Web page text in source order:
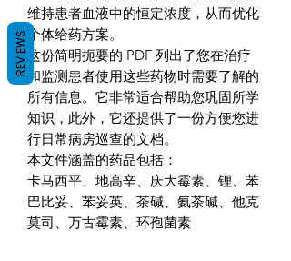
维持患者血液中的恒定浓度，从而优化
个体给药方案。
这份简明扼要的 PDF 列出了您在治疗
和监测患者使用这些药物时需要了解的
所有信息。它非常适合帮助您巩固所学
知识，此外，它还提供了一份方便您进
行日常病房巡查的文档。
本文件涵盖的药品包括：
卡马西平、地高辛、庆大霉素、锂、苯
巴比妥、苯妥英、茶碱、氨茶碱、他克
莫司、万古霉素、环孢菌素
REVIEWS